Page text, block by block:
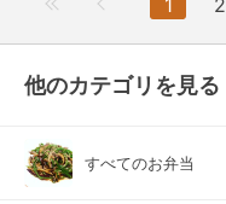
1 2
他のカテゴリを見る
すべてのお弁当